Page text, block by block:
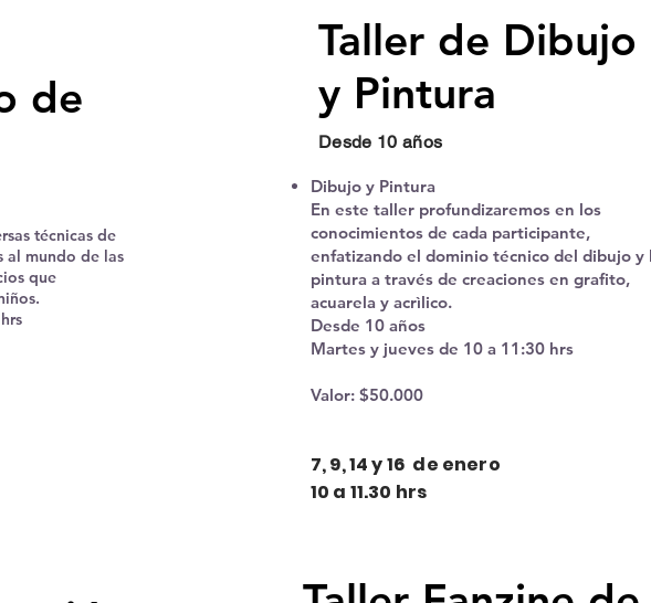
de
técnicas de
al mundo de las
que
Taller de Dibujo
y Pintura
Desde 10 años
Dibujo y Pintura
En este taller profundizaremos en los
conocimientos de cada participante,
enfatizando el dominio técnico del dibujo y
pintura a través de creaciones en grafito,
acuarela y acrìlico.
Desde 10 años
Martes y jueves de 10 a 11:30 hrs
Valor: $50.000
7, 9, 14 y 16 de enero
10 a 11.30 hrs